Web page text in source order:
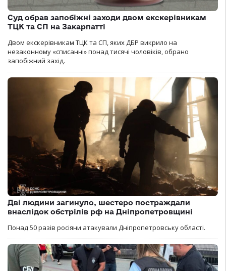
Суд обрав запобіжні заходи двом екскерівникам
ТЦК та СП на Закарпатті
Двом екскерівникам ТЦК та СП, яких ДБР викрило на
незаконному «списанні» понад тисячі чоловіків, обрано
запобіжний захід.
Дві людини загинуло, шестеро постраждали
внаслідок обстрілів рф на Дніпропетровщині
Понад 50 разів росіяни атакували Дніпропетровську області.